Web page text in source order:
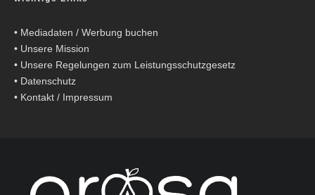
• Mediadaten / Werbung buchen
• Unsere Mission
• Unsere Regelungen zum Leistungsschutzgesetz
• Datenschutz
• Kontakt / Impressum